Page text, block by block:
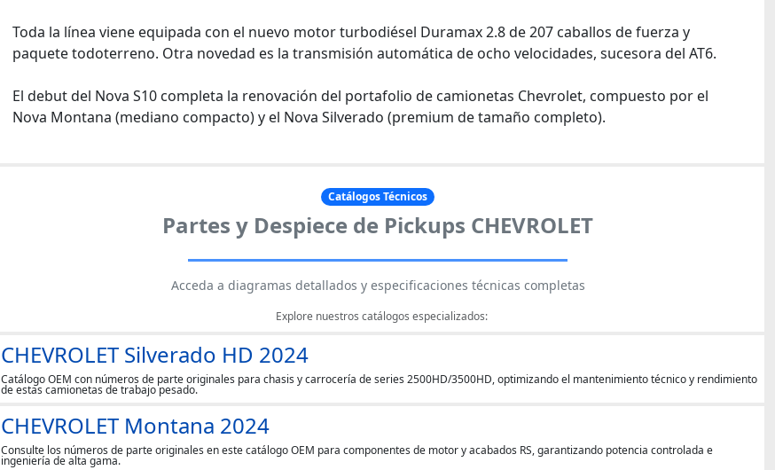
Toda la línea viene equipada con el nuevo motor turbodiésel Duramax 2.8 de 207 caballos de fuerza y ​​
paquete todoterreno. Otra novedad es la transmisión automática de ocho velocidades, sucesora del AT6.
El debut del Nova S10 completa la renovación del portafolio de camionetas Chevrolet, compuesto por el
Nova Montana (mediano compacto) y el Nova Silverado (premium de tamaño completo).
Catálogos Técnicos
Partes y Despiece de Pickups CHEVROLET
Acceda a diagramas detallados y especificaciones técnicas completas
Explore nuestros catálogos especializados:
CHEVROLET Silverado HD 2024
Catálogo OEM con números de parte originales para chasis y carrocería de series 2500HD/3500HD, optimizando el mantenimiento técnico y rendimiento
de estas camionetas de trabajo pesado.
CHEVROLET Montana 2024
Consulte los números de parte originales en este catálogo OEM para componentes de motor y acabados RS, garantizando potencia controlada e
ingeniería de alta gama.